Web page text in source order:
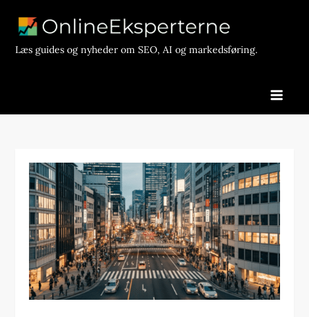
contentLæs guides og nyheder om SEO, AI og markedsføring.